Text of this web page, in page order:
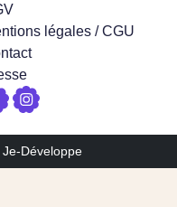
légales /CGU
Je-Développe